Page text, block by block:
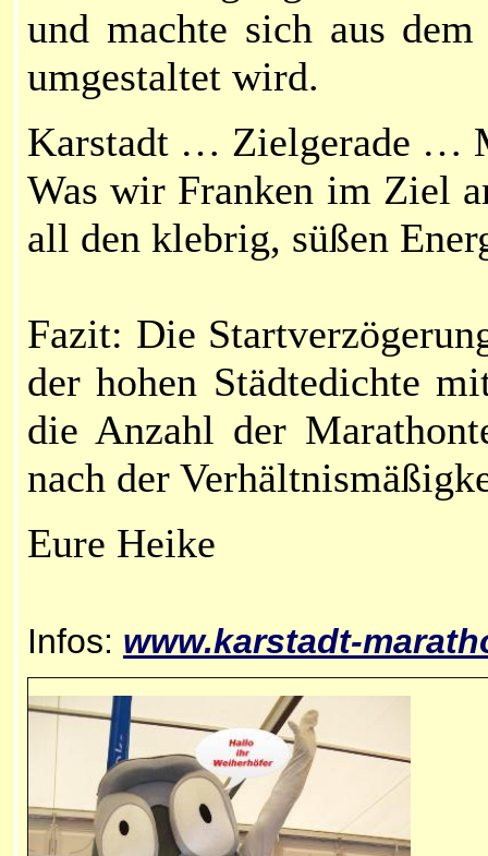
und machte sich aus
umgestaltet wird.
Karstadt … Zielgerade …
Was wir Franken im Ziel
all den klebrig, süßen
Fazit: Die
der hohen Städtedichte
die Anzahl der
nach der
Eure Heike
Infos: www.karstadt-